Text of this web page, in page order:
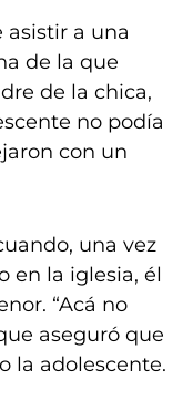
asistir a una
de la que
de la chica,
no podía
con un
una vez
en la iglesia, él
“Acá no
aseguró que
la adolescente.